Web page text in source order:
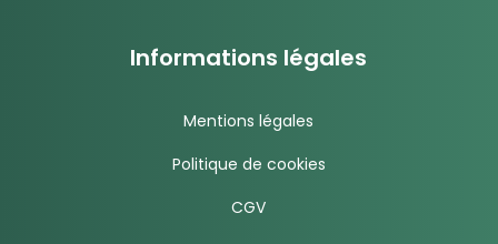
Informations légales
Mentions légales
Politique de cookies
CGV